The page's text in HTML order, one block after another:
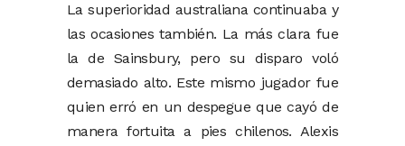
La superioridad australiana continuaba y
las ocasiones también. La más clara fue
la de Sainsbury, pero su disparo voló
demasiado alto. Este mismo jugador fue
quien erró en un despegue que cayó de
manera fortuita a pies chilenos. Alexis